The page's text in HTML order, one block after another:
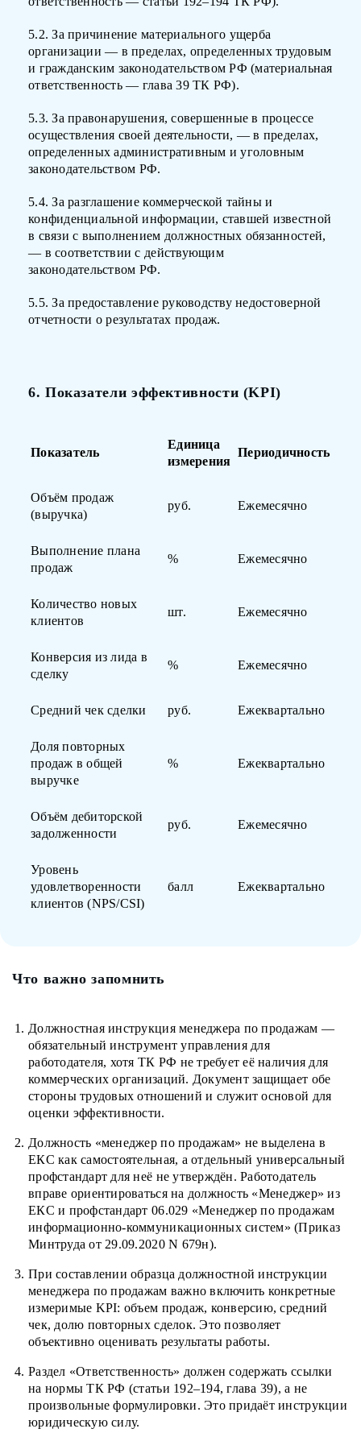
5.2. За причинение материального ущерба
организации — в пределах, определенных трудовым
и гражданским законодательством РФ (материальная
ответственность — глава 39 ТК РФ).
5.3. За правонарушения, совершенные в процессе
осуществления своей деятельности, — в пределах,
определенных административным и уголовным
законодательством РФ.
5.4. За разглашение коммерческой тайны и
конфиденциальной информации, ставшей известной
в связи с выполнением должностных обязанностей,
— в соответствии с действующим
законодательством РФ.
5.5. За предоставление руководству недостоверной
отчетности о результатах продаж.
6. Показатели эффективности (KPI)
Показатель
Единица
измерения
Периодичность
Объём продаж
(выручка)
руб. Ежемесячно
Выполнение плана
продаж
% Ежемесячно
Количество новых
клиентов
шт. Ежемесячно
Конверсия из лида в
сделку
% Ежемесячно
Средний чек сделки руб. Ежеквартально
Доля повторных
продаж в общей
выручке
% Ежеквартально
Объём дебиторской
задолженности
руб. Ежемесячно
Уровень
удовлетворенности
клиентов (NPS/CSI)
балл Ежеквартально
Что важно запомнить
Должностная инструкция менеджера по продажам —
обязательный инструмент управления для
работодателя, хотя ТК РФ не требует её наличия для
коммерческих организаций. Документ защищает обе
стороны трудовых отношений и служит основой для
оценки эффективности.
Должность «менеджер по продажам» не выделена в
ЕКС как самостоятельная, а отдельный универсальный
профстандарт для неё не утверждён. Работодатель
вправе ориентироваться на должность «Менеджер» из
ЕКС и профстандарт 06.029 «Менеджер по продажам
информационно-коммуникационных систем» (Приказ
Минтруда от 29.09.2020 N 679н).
При составлении образца должностной инструкции
менеджера по продажам важно включить конкретные
измеримые KPI: объем продаж, конверсию, средний
чек, долю повторных сделок. Это позволяет
объективно оценивать результаты работы.
Раздел «Ответственность» должен содержать ссылки
на нормы ТК РФ (статьи 192–194, глава 39), а не
произвольные формулировки. Это придаёт инструкции
юридическую силу.